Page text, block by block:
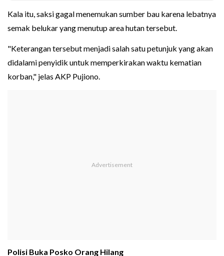
Kala itu, saksi gagal menemukan sumber bau karena lebatnya
semak belukar yang menutup area hutan tersebut.
"Keterangan tersebut menjadi salah satu petunjuk yang akan
didalami penyidik untuk memperkirakan waktu kematian
korban," jelas AKP Pujiono.
Polisi Buka Posko Orang Hilang